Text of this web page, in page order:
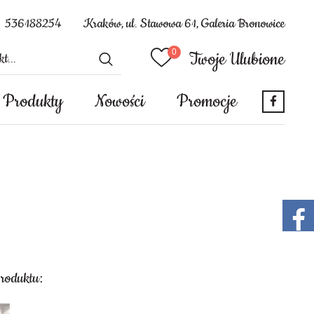
Kraków, ul. Stawowa 61, Galeria Bronowice
536188254
Twoje Ulubione
Produkty
Nowości Promocje